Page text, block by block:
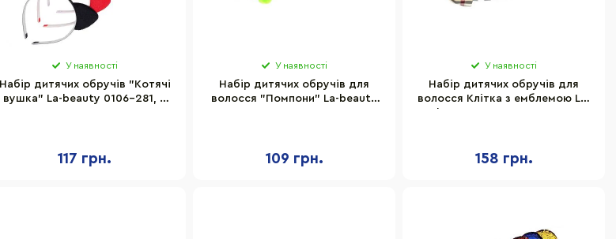
У наявності
Набір дитячих обручів "Котячі
вушка" La-beauty 0106-281, 6
117 грн.
У наявності
Набір дитячих обручів для
волосся "Помпони" La-beauty
109 грн.
У наявності
Набір дитячих обручів для
волосся Клітка з емблемою La-
158 грн.